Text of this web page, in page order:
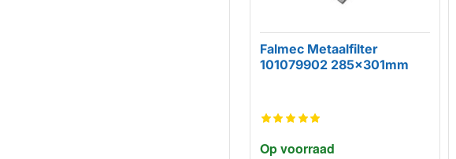
Op voorraad
Falmec Metaalfilter
101079902 285x301mm